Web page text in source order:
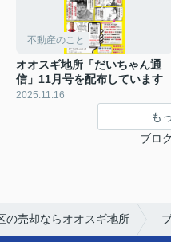
不動産のこと
オオスギ地所「だいちゃん通
信」11月号を配布しています
2025.11.16
も
ブロ
の売却ならオオスギ地所